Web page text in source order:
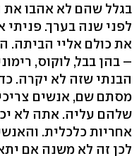
בגלל שהם לא אהבו את
לפני שנה בערך. פניתי
את כולם אליי הביתה.
– בהן בבל, לוקוס,
הבנתי שזה לא יקרה.
מסתם שם, אנשים
שלהם עליה. אתה לא
אחריות כלכלית.
לכן זה לא משנה אם